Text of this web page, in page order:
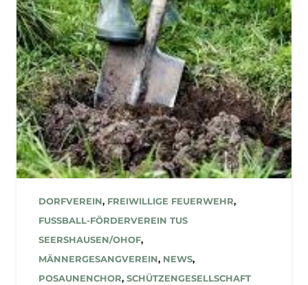
DORFVEREIN, FREIWILLIGE FEUERWEHR,
FUSSBALL-FÖRDERVEREIN TUS S
EERSHAUSEN/OHOF ,
MÄNNERGESANGVEREIN, NEWS,
POSAUNENCHOR, SCHÜTZENGESELLSCHAFT